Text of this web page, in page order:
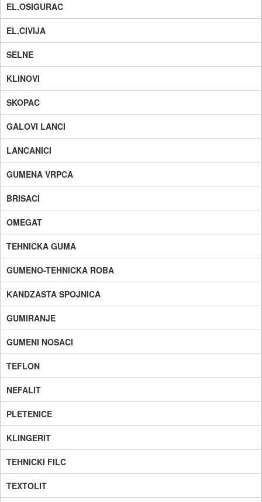
EL.OSIGURAC
EL.CIVIJA
SELNE
KLINOVI
SKOPAC
GALOVI LANCI
LANCANICI
GUMENA VRPCA
BRISACI
OMEGAT
TEHNICKA GUMA
GUMENO-TEHNICKA ROBA
KANDZASTA SPOJNICA
GUMIRANJE
GUMENI NOSACI
TEFLON
NEFALIT
PLETENICE
KLINGERIT
TEHNICKI FILC
TEXTOLIT